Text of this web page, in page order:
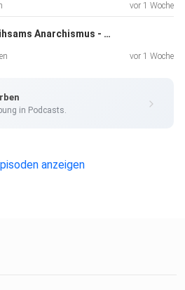
vor 1 Woche
Episode 687: Mühsams Anarchismus - Eine Kritik mit Daniel und Inge
vor 1 Woche
in Podcasts.
anzeigen